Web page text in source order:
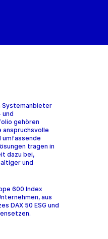
Systemanbieter
und
gehören
anspruchsvolle
umfassende
tragen in
dazu bei,
und
600 Index
aus
DAX 50 ESG und